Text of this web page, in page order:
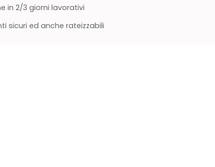
in 2/3 giorni lavorativi
sicuri ed anche rateizzabili